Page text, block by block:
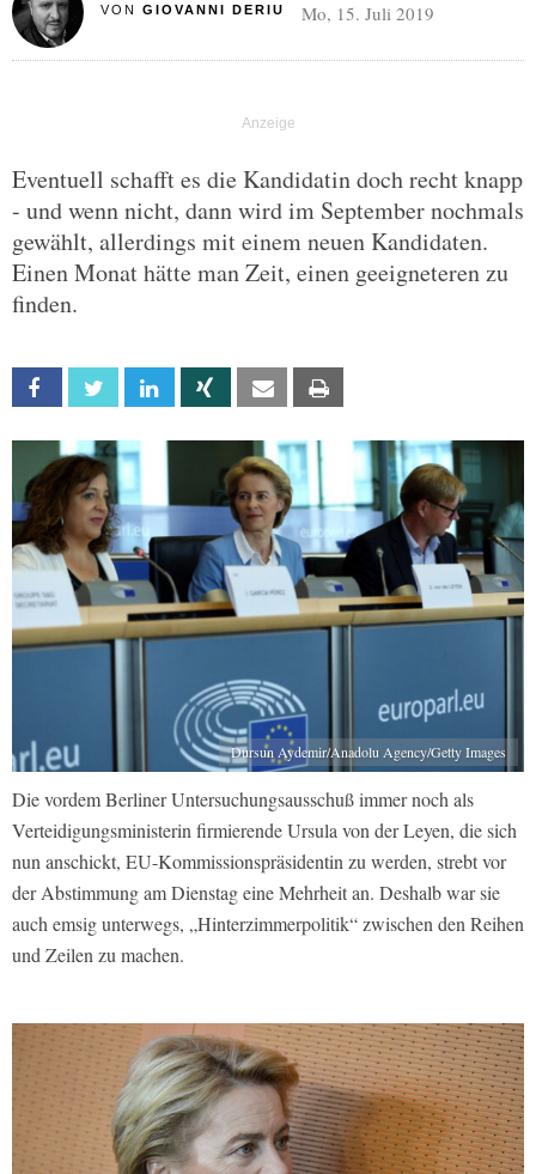
VON GIOVANNI DERIU Mo, 15. Juli 2019
Eventuell schafft es die Kandidatin doch recht knapp
- und wenn nicht, dann wird im September nochmals
gewählt, allerdings mit einem neuen Kandidaten.
Einen Monat hätte man Zeit, einen geeigneteren zu
finden.
Facebook Twitter Linkedin Xing Email
Dursun Aydemir/Anadolu Agency/Getty Images
Die vordem Berliner Untersuchungsausschuß immer noch als
Verteidigungsministerin firmierende Ursula von der Leyen, die sich
nun anschickt, EU-Kommissionspräsidentin zu werden, strebt vor
der Abstimmung am Dienstag eine Mehrheit an. Deshalb war sie
auch emsig unterwegs, „Hinterzimmerpolitik“ zwischen den Reihen
und Zeilen zu machen.